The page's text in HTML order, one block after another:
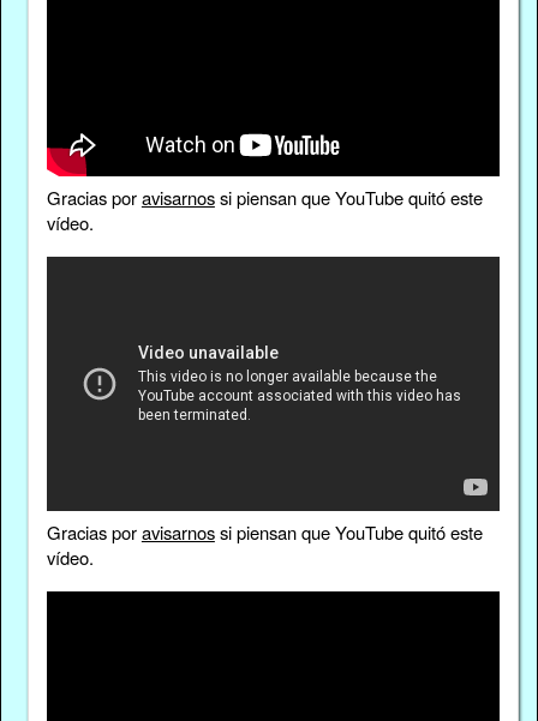
Gracias poravisarnossi piensan que YouTube quitó este
vídeo.
Gracias poravisarnossi piensan que YouTube quitó este
vídeo.